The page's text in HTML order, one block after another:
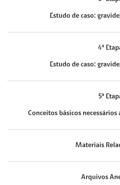
Estudo de caso:
4ª
Estudo de caso:
5ª
Conceitos básicos
Materiais
Arquivos